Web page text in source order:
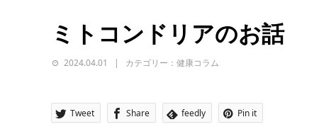
ミトコンドリアのお話
2024.04.01 カテゴリー：健康コラム
Tweet Share feedly Pin it